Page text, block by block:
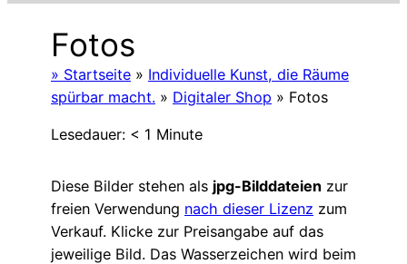
Fotos
» Startseite » Individuelle Kunst, die Räume
spürbar macht. » Digitaler Shop » Fotos
Lesedauer: < 1 Minute
Diese Bilder stehen als jpg-Bilddateien zur
freien Verwendung nach dieser Lizenz zum
Verkauf. Klicke zur Preisangabe auf das
jeweilige Bild. Das Wasserzeichen wird beim